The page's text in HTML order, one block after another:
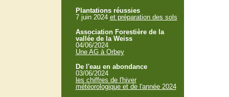
Plantations réussies
7 juin 2024 et préparation des sols
Association Forestière de la
vallée de la Weiss
04/06/2024
Une AG à Orbey
De l'eau en abondance
03/06/2024
les chiffres de l'hiver
météorologique et de l'année 2024